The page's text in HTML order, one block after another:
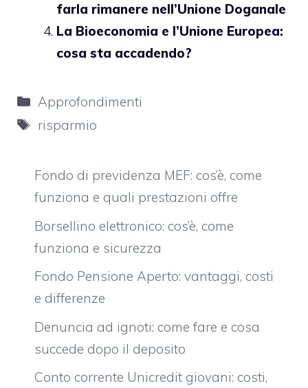
farla rimanere nell’Unione Doganale
La Bioeconomia e l’Unione Europea:
cosa sta accadendo?
Categorie
Approfondimenti
Tag
risparmio
Fondo di previdenza MEF: cos’è, come
funziona e quali prestazioni offre
Borsellino elettronico: cos’è, come
funziona e sicurezza
Fondo Pensione Aperto: vantaggi, costi
e differenze
Denuncia ad ignoti: come fare e cosa
succede dopo il deposito
Conto corrente Unicredit giovani: costi,